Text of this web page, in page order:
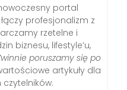
portal
profesjonalizm z
rzetelne i
biznesu, lifestyle’u,
poruszamy się po
artykuły dla